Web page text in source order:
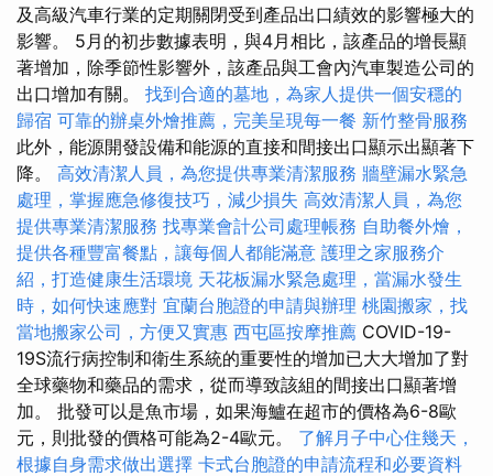
及高級汽車行業的定期關閉受到產品出口績效的影響極大的
影響。 5月的初步數據表明，與4月相比，該產品的增長顯
著增加，除季節性影響外，該產品與工會內汽車製造公司的
出口增加有關。 找到合適的墓地，為家人提供一個安穩的
歸宿 可靠的辦桌外燴推薦，完美呈現每一餐 新竹整骨服務
此外，能源開發設備和能源的直接和間接出口顯示出顯著下
降。 高效清潔人員，為您提供專業清潔服務 牆壁漏水緊急
處理，掌握應急修復技巧，減少損失 高效清潔人員，為您
提供專業清潔服務 找專業會計公司處理帳務 自助餐外燴，
提供各種豐富餐點，讓每個人都能滿意 護理之家服務介
紹，打造健康生活環境 天花板漏水緊急處理，當漏水發生
時，如何快速應對 宜蘭台胞證的申請與辦理 桃園搬家，找
當地搬家公司，方便又實惠 西屯區按摩推薦 COVID-19-
19S流行病控制和衛生系統的重要性的增加已大大增加了對
全球藥物和藥品的需求，從而導致該組的間接出口顯著增
加。 批發可以是魚市場，如果海鱸在超市的價格為6-8歐
元，則批發的價格可能為2-4歐元。 了解月子中心住幾天，
根據自身需求做出選擇 卡式台胞證的申請流程和必要資料